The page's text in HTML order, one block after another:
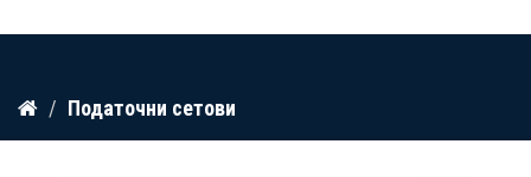
Прескокнете
содржина
Податочни сетови